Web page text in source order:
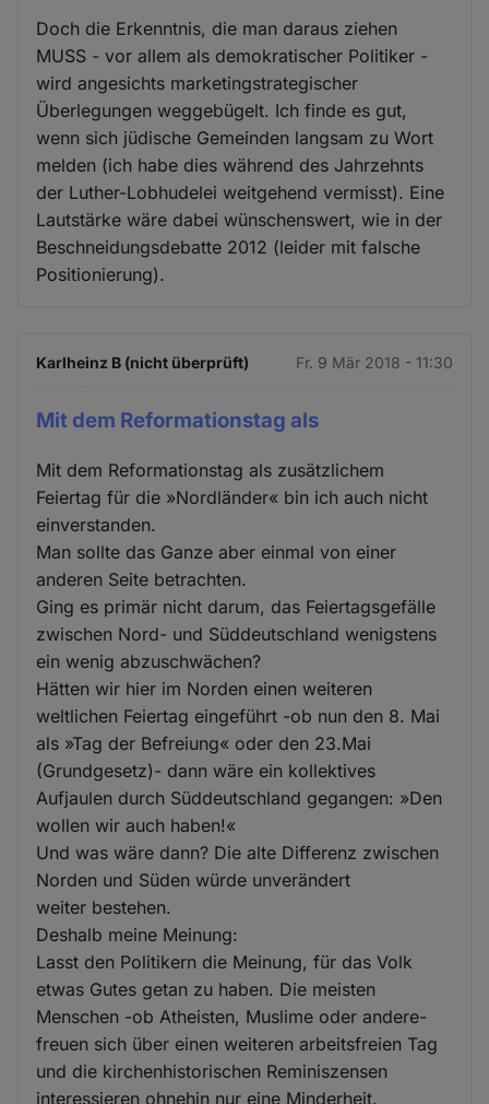
Doch die Erkenntnis, die man daraus ziehen
MUSS - vor allem als demokratischer Politiker -
wird angesichts marketingstrategischer
Überlegungen weggebügelt. Ich finde es gut,
wenn sich jüdische Gemeinden langsam zu Wort
melden (ich habe dies während des Jahrzehnts
der Luther-Lobhudelei weitgehend vermisst). Eine
Lautstärke wäre dabei wünschenswert, wie in der
Beschneidungsdebatte 2012 (leider mit falsche
Positionierung).
Karlheinz B (nicht überprüft) Fr. 9 Mär 2018 - 11:30
Mit dem Reformationstag als
Mit dem Reformationstag als zusätzlichem
Feiertag für die »Nordländer« bin ich auch nicht
einverstanden.
Man sollte das Ganze aber einmal von einer
anderen Seite betrachten.
Ging es primär nicht darum, das Feiertagsgefälle
zwischen Nord- und Süddeutschland wenigstens
ein wenig abzuschwächen?
Hätten wir hier im Norden einen weiteren
weltlichen Feiertag eingeführt -ob nun den 8. Mai
als »Tag der Befreiung« oder den 23.Mai
(Grundgesetz)- dann wäre ein kollektives
Aufjaulen durch Süddeutschland gegangen: »Den
wollen wir auch haben!«
Und was wäre dann? Die alte Differenz zwischen
Norden und Süden würde unverändert
weiter bestehen.
Deshalb meine Meinung:
Lasst den Politikern die Meinung, für das Volk
etwas Gutes getan zu haben. Die meisten
Menschen -ob Atheisten, Muslime oder andere-
freuen sich über einen weiteren arbeitsfreien Tag
und die kirchenhistorischen Reminiszensen
interessieren ohnehin nur eine Minderheit.